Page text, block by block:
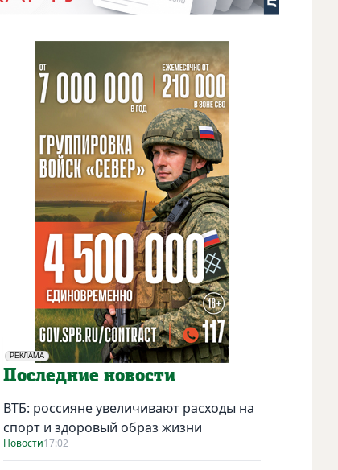
РЕКЛАМА
Социальная реклама
Последние новости
ВТБ: россияне увеличивают расходы на
спорт и здоровый образ жизни
Новости17:02